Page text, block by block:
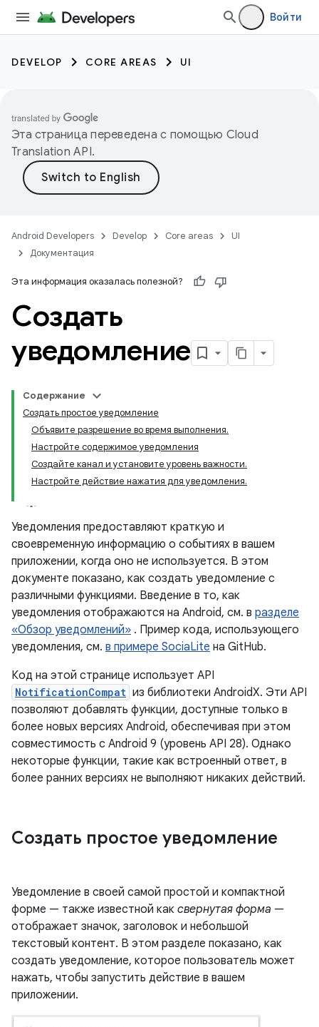
Войти
DEVELOP CORE AREAS UI
Эта страница переведена с помощью Cloud
Translation API.
Android Developers Develop Core areas
UI
Документация
Эта информация оказалась полезной?
Создать
уведомление
Содержание
Создать простое уведомление
Объявите разрешение во время выполнения.
Настройте содержимое уведомления
Создайте канал и установите уровень важности.
Настройте действие нажатия для уведомления.
Уведомления предоставляют краткую и
своевременную информацию о событиях в вашем
приложении, когда оно не используется. В этом
документе показано, как создать уведомление с
различными функциями. Введение в то, как
уведомления отображаются на Android, см. в разделе
«Обзор уведомлений» . Пример кода, использующего
уведомления, см. в примере SociaLite на GitHub.
Код на этой странице использует API
NotificationCompat из библиотеки AndroidX. Эти API
позволяют добавлять функции, доступные только в
более новых версиях Android, обеспечивая при этом
совместимость с Android 9 (уровень API 28). Однако
некоторые функции, такие как встроенный ответ, в
более ранних версиях не выполняют никаких действий.
Создать простое уведомление
Уведомление в своей самой простой и компактной
форме — также известной как свернутая форма —
отображает значок, заголовок и небольшой
текстовый контент. В этом разделе показано, как
создать уведомление, которое пользователь может
нажать, чтобы запустить действие в вашем
приложении.